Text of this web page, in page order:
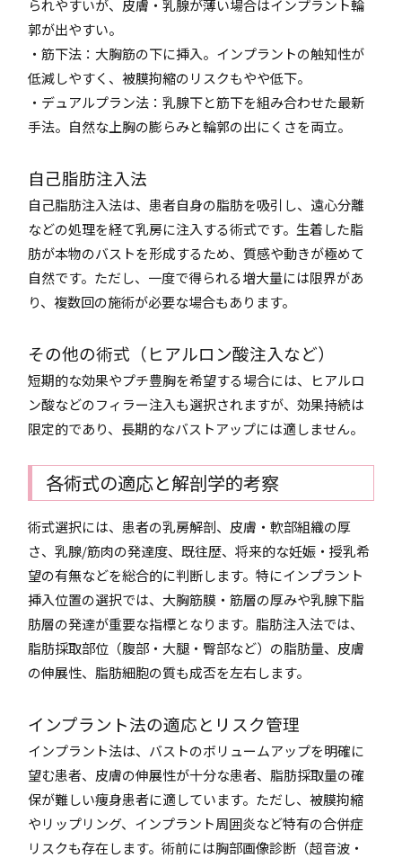
られやすいが、皮膚・乳腺が薄い場合はインプラント輪
郭が出やすい。
・筋下法：大胸筋の下に挿入。インプラントの触知性が
低減しやすく、被膜拘縮のリスクもやや低下。
・デュアルプラン法：乳腺下と筋下を組み合わせた最新
手法。自然な上胸の膨らみと輪郭の出にくさを両立。
自己脂肪注入法
自己脂肪注入法は、患者自身の脂肪を吸引し、遠心分離
などの処理を経て乳房に注入する術式です。生着した脂
肪が本物のバストを形成するため、質感や動きが極めて
自然です。ただし、一度で得られる増大量には限界があ
り、複数回の施術が必要な場合もあります。
その他の術式（ヒアルロン酸注入など）
短期的な効果やプチ豊胸を希望する場合には、ヒアルロ
ン酸などのフィラー注入も選択されますが、効果持続は
限定的であり、長期的なバストアップには適しません。
各術式の適応と解剖学的考察
術式選択には、患者の乳房解剖、皮膚・軟部組織の厚
さ、乳腺/筋肉の発達度、既往歴、将来的な妊娠・授乳希
望の有無などを総合的に判断します。特にインプラント
挿入位置の選択では、大胸筋膜・筋層の厚みや乳腺下脂
肪層の発達が重要な指標となります。脂肪注入法では、
脂肪採取部位（腹部・大腿・臀部など）の脂肪量、皮膚
の伸展性、脂肪細胞の質も成否を左右します。
インプラント法の適応とリスク管理
インプラント法は、バストのボリュームアップを明確に
望む患者、皮膚の伸展性が十分な患者、脂肪採取量の確
保が難しい痩身患者に適しています。ただし、被膜拘縮
やリップリング、インプラント周囲炎など特有の合併症
リスクも存在します。術前には胸部画像診断（超音波・